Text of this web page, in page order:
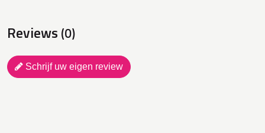
Reviews (0)
Schrijf uw eigen review